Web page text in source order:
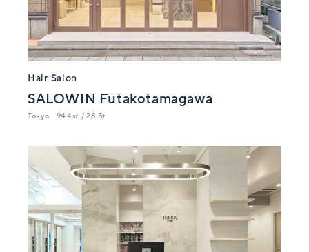
Hair Salon
SALOWIN Futakotamagawa
Tokyo 94.4㎡ / 28.5t